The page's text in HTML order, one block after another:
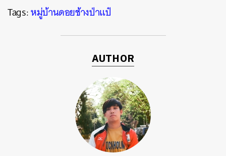
Tags:หมู่บ้านดอยช้างป่าแป๋
AUTHOR